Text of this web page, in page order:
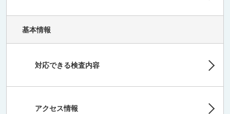
基本情報
対応できる検査内容
アクセス情報